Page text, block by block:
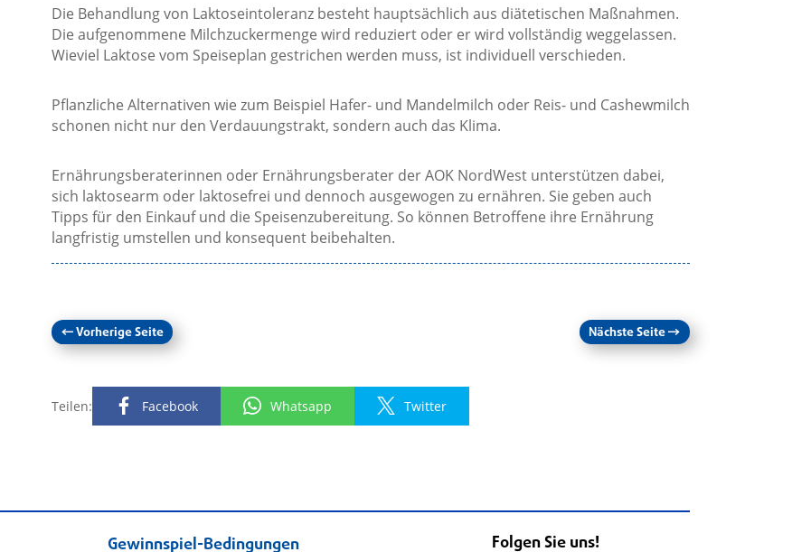
Die Behandlung von Laktoseintoleranz besteht hauptsächlich aus diätetischen Maßnahmen.
Die aufgenommene Milchzuckermenge wird reduziert oder er wird vollständig weggelassen.
Wieviel Laktose vom Speiseplan gestrichen werden muss, ist individuell verschieden.
Pflanzliche Alternativen wie zum Beispiel Hafer- und Mandelmilch oder Reis- und Cashewmilch
schonen nicht nur den Verdauungstrakt, sondern auch das Klima.
Ernährungsberaterinnen oder Ernährungsberater der AOK NordWest unterstützen dabei,
sich laktosearm oder laktosefrei und dennoch ausgewogen zu ernähren. Sie geben auch
Tipps für den Einkauf und die Speisenzubereitung. So können Betroffene ihre Ernährung
langfristig umstellen und konsequent beibehalten.
←Vorherige Seite Nächste Seite→
Teilen: Facebook Whatsapp Twitter
Gewinnspiel-Bedingungen Folgen Sie uns!